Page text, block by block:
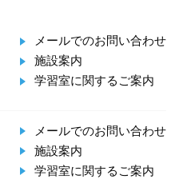
メールでのお問い合わせ
施設案内
学習室に関するご案内
メールでのお問い合わせ
施設案内
学習室に関するご案内